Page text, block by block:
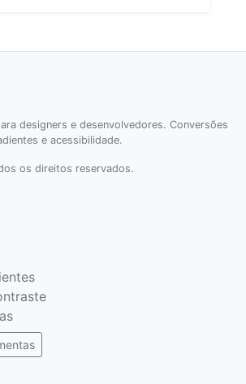
designers e desenvolvedores. Conversões
e acessibilidade.
os direitos reservados.